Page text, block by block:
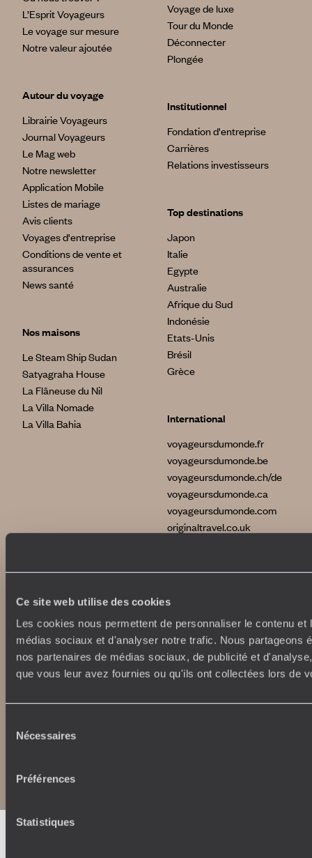
Ce site web utilise des cookies
Les cookies nous permettent de personnaliser le contenu
médias sociaux et d'analyser notre trafic. Nous partageons
nos partenaires de médias sociaux, de publicité et
que vous leur avez fournies ou qu'ils ont collectées lors de
Nécessaires
Préférences
Statistiques
L’Esprit Voyageurs
Le voyage sur mesure
Notre valeur ajoutée
Autour du voyage
Librairie Voyageurs
Journal Voyageurs
Le Mag web
Notre newsletter
Application Mobile
Listes de mariage
Avis clients
Voyages d'entreprise
Conditions de vente et
assurances
News santé
Nos maisons
Le Steam Ship Sudan
Satyagraha House
La Flâneuse du Nil
La Villa Nomade
La Villa Bahia
Voyage de luxe
Tour du Monde
Déconnecter
Plongée
Institutionnel
Fondation d'entreprise
Carrières
Relations investisseurs
Top destinations
Japon
Italie
Egypte
Australie
Afrique du Sud
Indonésie
Etats-Unis
Brésil
Grèce
International
voyageursdumonde.fr
voyageursdumonde.be
voyageursdumonde.ch/de
voyageursdumonde.ca
voyageursdumonde.com
originaltravel.co.uk
Notice légale et CGU